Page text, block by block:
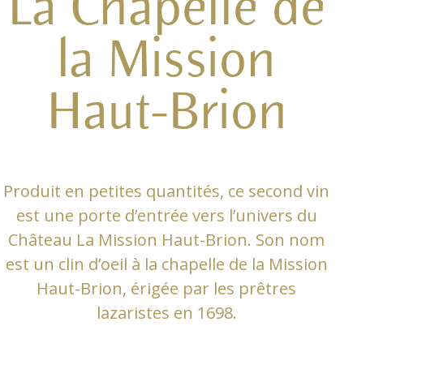
la Mission
Haut-Brion
Produit en petites quantités, ce second vin
est une porte d’entrée vers l’univers du
Château La Mission Haut-Brion. Son nom
est un clin d’oeil à la chapelle de la Mission
Haut-Brion, érigée par les prêtres
lazaristes en 1698.